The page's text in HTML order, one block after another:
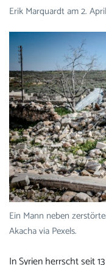
Erik Marquardtam2.
Ein Mann neben
Akacha via Pexels.
In Syrien herrscht seit